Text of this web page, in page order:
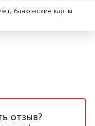
банковские карты
отзыв?